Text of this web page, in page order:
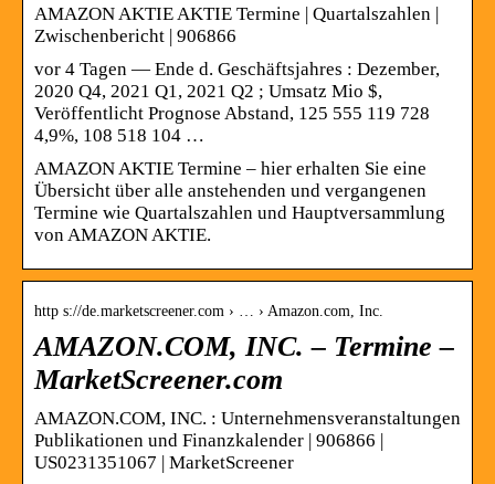
AMAZON AKTIE AKTIE Termine | Quartalszahlen |
Zwischenbericht | 906866
vor 4 Tagen — Ende d. Geschäftsjahres : Dezember,
2020 Q4, 2021 Q1, 2021 Q2 ; Umsatz Mio $,
Veröffentlicht Prognose Abstand, 125 555 119 728
4,9%, 108 518 104 …
AMAZON AKTIE Termine – hier erhalten Sie eine
Übersicht über alle anstehenden und vergangenen
Termine wie Quartalszahlen und Hauptversammlung
von AMAZON AKTIE.
http s://de.marketscreener.com › … › Amazon.com, Inc.
AMAZON.COM, INC. – Termine –
MarketScreener.com
AMAZON.COM, INC. : Unternehmensveranstaltungen
Publikationen und Finanzkalender | 906866 |
US0231351067 | MarketScreener